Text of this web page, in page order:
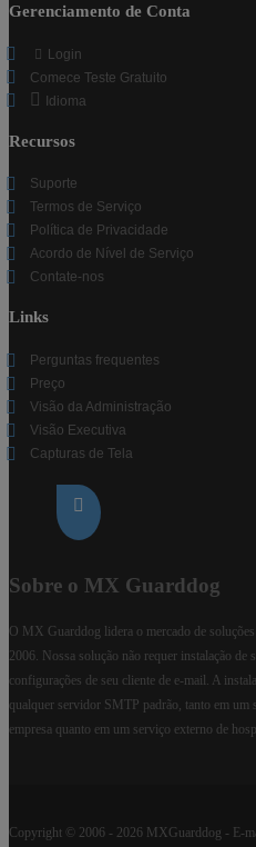
Gerenciamento de Conta
Login
Comece Teste Gratuito
Idioma
Recursos
Suporte
Termos de Serviço
Política de Privacidade
Acordo de Nível de Serviço
Contate-nos
Links
Perguntas frequentes
Preço
Visão da Administração
Visão Executiva
Capturas de Tela
Sobre o MX Guarddog
O MX Guarddog lidera o mercado de
2006. Nossa solução não requer instalação de
configurações de seu cliente de e-mail. A
qualquer servidor SMTP padrão, tanto em um
empresa quanto em um serviço externo de
Copyright © 2006 - 2026 MXGuarddog - E-